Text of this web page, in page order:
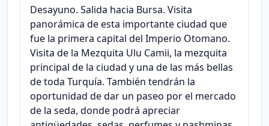
Desayuno. Salida hacia Bursa. Visita
panorámica de esta importante ciudad que
fue la primera capital del Imperio Otomano.
Visita de la Mezquita Ulu Camii, la mezquita
principal de la ciudad y una de las más bellas
de toda Turquía. También tendrán la
oportunidad de dar un paseo por el mercado
de la seda, donde podrá apreciar